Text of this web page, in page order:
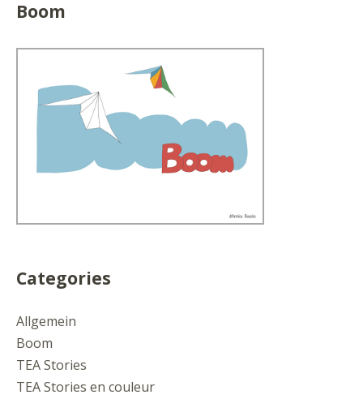
Boom
Categories
Allgemein
Boom
TEA Stories
TEA Stories en couleur